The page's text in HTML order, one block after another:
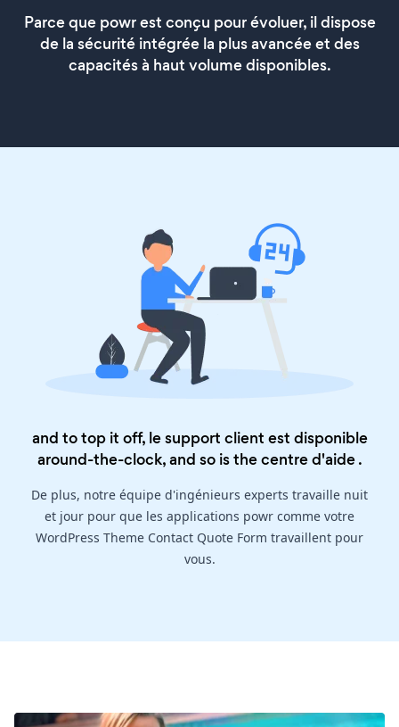
Parce que powr est conçu pour évoluer, il dispose
de la sécurité intégrée la plus avancée et des
capacités à haut volume disponibles.
and to top it off, le support client est disponible
around-the-clock, and so is thecentre d'aide.
De plus, notre équipe d'ingénieurs experts travaille nuit
et jour pour que les applications powr comme votre
WordPress Theme Contact Quote Form travaillent pour
vous.